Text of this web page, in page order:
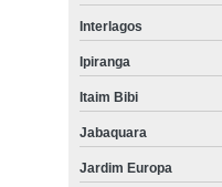
Interlagos
Ipiranga
Itaim Bibi
Jabaquara
Jardim Europa